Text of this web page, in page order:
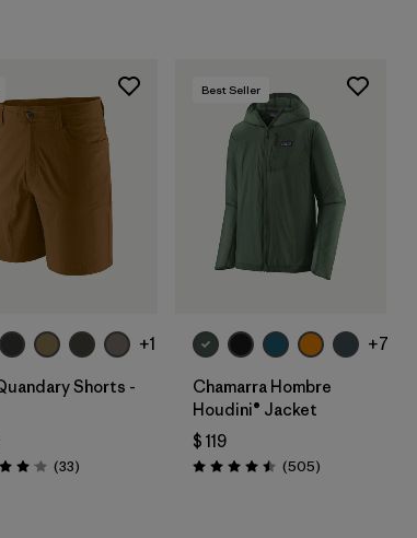
+1
Shorts -
4.0 / 5
(33Comentarios
)
Best Seller
+7
Chamarra Hombre
Houdini® Jacket
$ 119
Valoración: 4.5 / 5
(505Comentarios
)